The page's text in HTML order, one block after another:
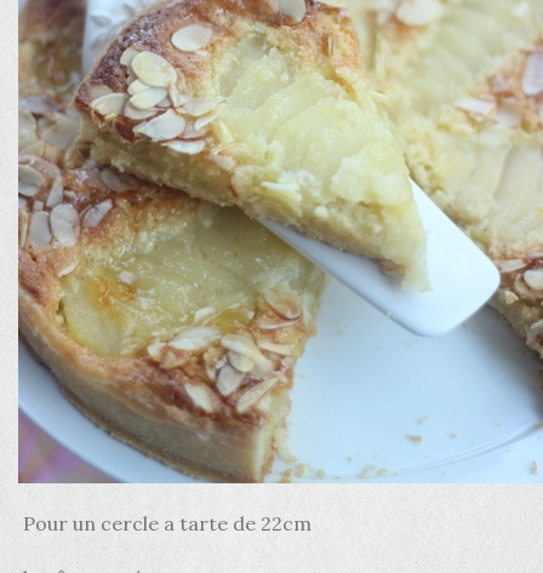
Pour un cercle a tarte de 22cm